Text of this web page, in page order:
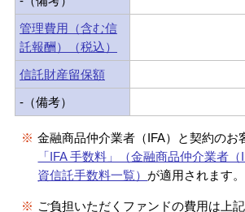
管理費用（含む信
託報酬）（税込）
信託財産留保額
-（備考）
※ 金融商品仲介業者（IFA）と契約のお
「IFA 手数料」（金融商品仲介業者
資信託手数料一覧） が適用されます。
※ ご負担いただくファンドの費用は上